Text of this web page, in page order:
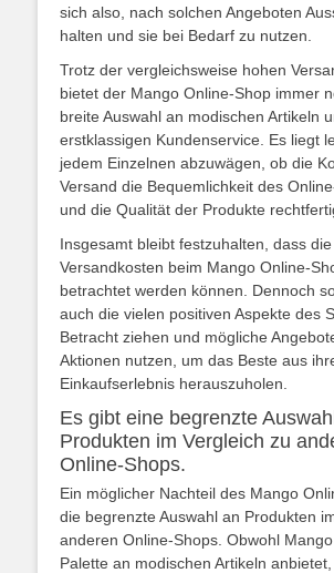
sich also, nach solchen Angeboten
halten und sie bei Bedarf zu nutzen.
Trotz der vergleichsweise hohen
bietet der Mango Online-Shop immer
breite Auswahl an modischen Artikeln
erstklassigen Kundenservice. Es liegt
jedem Einzelnen abzuwägen, ob die
Versand die Bequemlichkeit des
und die Qualität der Produkte
Insgesamt bleibt festzuhalten, dass
Versandkosten beim Mango Online-
betrachtet werden können. Dennoch
auch die vielen positiven Aspekte des
Betracht ziehen und mögliche
Aktionen nutzen, um das Beste aus
Einkaufserlebnis herauszuholen.
Es gibt eine begrenzte
Produkten im Vergleich zu
Online-Shops.
Ein möglicher Nachteil des Mango
die begrenzte Auswahl an Produkten
anderen Online-Shops. Obwohl
Palette an modischen Artikeln